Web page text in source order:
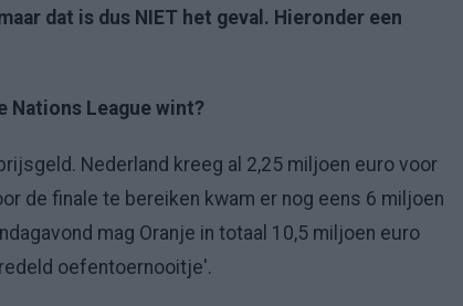
dat is dus NIET het geval. Hieronder een
Nations League wint?
Nederland kreeg al 2,25 miljoen euro voor
de finale te bereiken kwam er nog eens 6 miljoen
mag Oranje in totaal 10,5 miljoen euro
oefentoernooitje'.